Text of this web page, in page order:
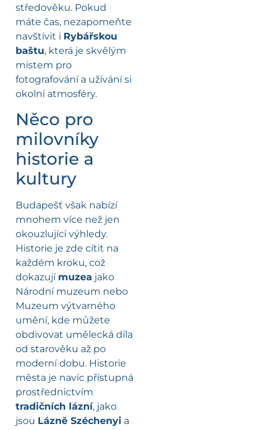
středověku. Pokud
máte čas, nezapomeňte
navštívit i Rybářskou
baštu, která je skvělým
místem pro
fotografování a užívání si
okolní atmosféry.
Něco pro
milovníky
historie a
kultury
Budapešť však nabízí
mnohem více než jen
okouzlující výhledy.
Historie je zde cítit na
každém kroku, což
dokazují muzea jako
Národní muzeum nebo
Muzeum výtvarného
umění, kde můžete
obdivovat umělecká díla
od starověku až po
moderní dobu. Historie
města je navíc přístupná
prostřednictvím
tradičních lázní, jako
jsou Lázně Széchenyi a